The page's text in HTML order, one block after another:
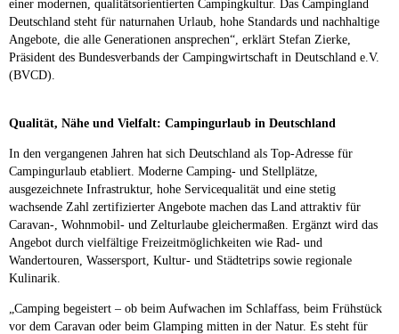
einer modernen, qualitätsorientierten Campingkultur. Das Campingland
Deutschland steht für naturnahen Urlaub, hohe Standards und nachhaltige
Angebote, die alle Generationen ansprechen“, erklärt Stefan Zierke,
Präsident des Bundesverbands der Campingwirtschaft in Deutschland e.V.
(BVCD).
Qualität, Nähe und Vielfalt: Campingurlaub in Deutschland
In den vergangenen Jahren hat sich Deutschland als Top-Adresse für
Campingurlaub etabliert. Moderne Camping- und Stellplätze,
ausgezeichnete Infrastruktur, hohe Servicequalität und eine stetig
wachsende Zahl zertifizierter Angebote machen das Land attraktiv für
Caravan-, Wohnmobil- und Zelturlaube gleichermaßen. Ergänzt wird das
Angebot durch vielfältige Freizeitmöglichkeiten wie Rad- und
Wandertouren, Wassersport, Kultur- und Städtetrips sowie regionale
Kulinarik.
„Camping begeistert – ob beim Aufwachen im Schlaffass, beim Frühstück
vor dem Caravan oder beim Glamping mitten in der Natur. Es steht für